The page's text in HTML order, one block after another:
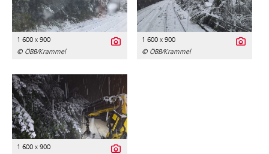
1 600 x 900
© ÖBB/Krammel
1 600 x 900
© ÖBB/Krammel
1 600 x 900